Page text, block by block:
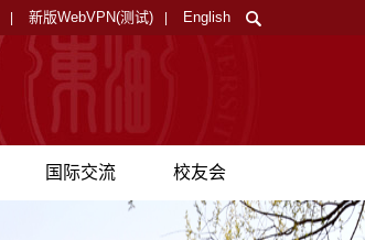
新版WebVPN(测试) English
国际交流 校友会